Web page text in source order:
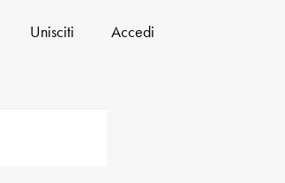
Unisciti Accedi